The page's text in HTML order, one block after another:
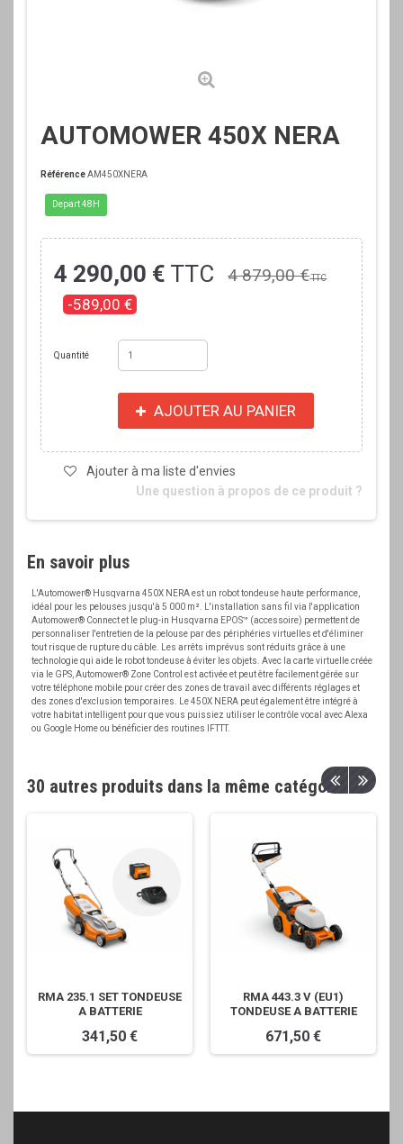
AUTOMOWER 450X NERA
RéférenceAM450XNERA
Depart 48H
4 290,00 € TTC 4 879,00 €TTC
-589,00 €
Quantité
AJOUTER AU PANIER
Ajouter à ma liste d'envies
Une question à propos de ce produit ?
En savoir plus
L'Automower® Husqvarna 450X NERA est un robot tondeuse haute performance,
idéal pour les pelouses jusqu'à 5 000 m². L'installation sans fil via l'application
Automower® Connect et le plug-in Husqvarna EPOS™ (accessoire) permettent de
personnaliser l'entretien de la pelouse par des périphéries virtuelles et d'éliminer
tout risque de rupture du câble. Les arrêts imprévus sont réduits grâce à une
technologie qui aide le robot tondeuse à éviter les objets. Avec la carte virtuelle créée
via le GPS, Automower® Zone Control est activée et peut être facilement gérée sur
votre téléphone mobile pour créer des zones de travail avec différents réglages et
des zones d'exclusion temporaires. Le 450X NERA peut également être intégré à
votre habitat intelligent pour que vous puissiez utiliser le contrôle vocal avec Alexa
ou Google Home ou bénéficier des routines IFTTT.
30 autres produits dans la même catégorie
RMA 235.1 SET TONDEUSE
A BATTERIE
341,50 €
RMA 443.3 V (EU1)
TONDEUSE A BATTERIE
671,50 €